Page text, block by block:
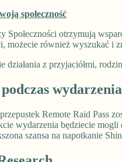
społeczność
Społeczności otrzymują
możecie również wyszukać i
działania z przyjaciółmi,
wydarzenia
Remote Raid Pass
wydarzenia będziecie mogli
szansa na napotkanie